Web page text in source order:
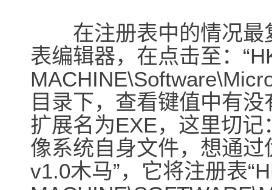
在注册表中的情况最
表编辑器，在点击至：
目录下，查看键值中有
扩展名为EXE，这里切记
像系统自身文件，想通
v1.0木马”，它将注册表